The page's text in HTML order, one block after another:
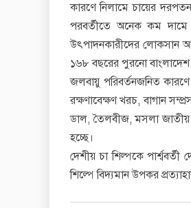
কারণে নিলামে চায়ের
পরবর্তীতে অনেক কম দামে
উৎপাদনকারীদের লোকসান
১৬৮ বছরের পুরনো বাংলাদেশ
জলবায়ু পরিবর্তনজনিত কারণে
রক্ষণাবেক্ষণ খরচ, বাগান
ডাল, তৈলবীজ, মসলা
হচ্ছে।
দেশীয় চা শিল্পকে
শিল্পে বিদ্যমান উপকর